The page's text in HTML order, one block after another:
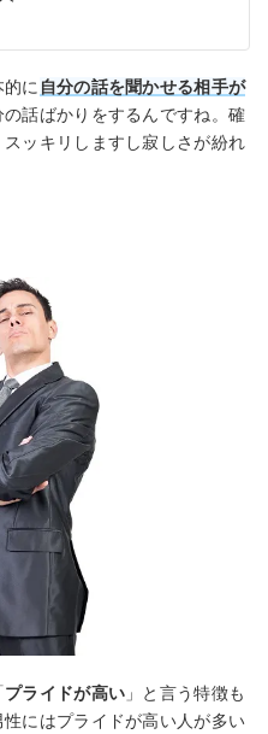
に 自分の話を聞かせる相手が
話ばかりをするんですね。確
ッキリしますし寂しさが紛れ
プライドが高い 」と言う特徴も
にはプライドが高い人が多い